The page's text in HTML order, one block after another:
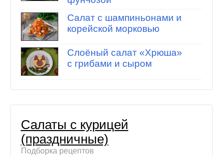
Салат с шампиньонами и
корейской морковью
Слоёный салат «Хрюша»
с грибами и сыром
Салаты с курицей
(праздничные)
Подборка рецептов